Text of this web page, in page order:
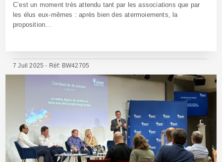
C’est un moment très attendu tant par les associations que par
les élus eux-mêmes : après bien des atermoiements, la
proposition...
7 Juil 2025 - Réf: BW42705